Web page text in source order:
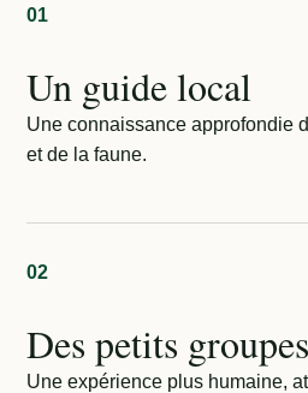
01
Un guide local
Une connaissance approfondie
et de la faune.
02
Des petits groupes
Une expérience plus humaine,